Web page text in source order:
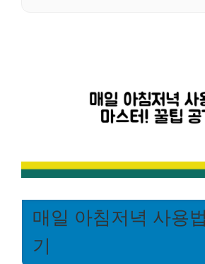
매일 아침저녁 사용
기